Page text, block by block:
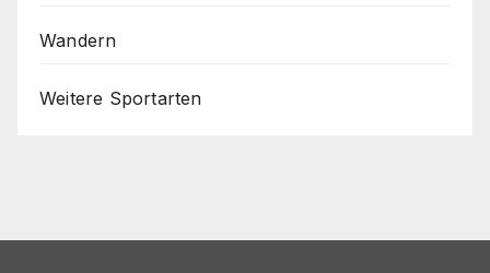
Wandern
Weitere Sportarten